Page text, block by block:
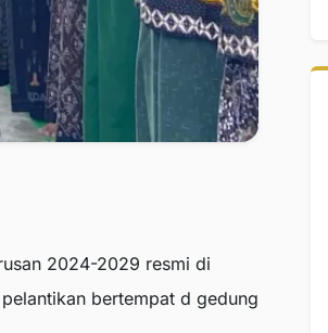
2024-2029 resmi di
bertempat d gedung